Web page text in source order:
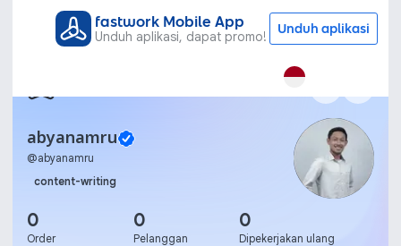
fastwork Mobile App
Unduh aplikasi, dapat promo! Unduh aplikasi
abyanamru
@abyanamru
content-writing
0
Order
0
Pelanggan
0
Dipekerjakan ulang